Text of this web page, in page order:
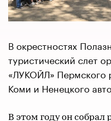
В окрестностях
туристический слет
«ЛУКОЙЛ» Пермского
Коми и Ненецкого
В этом году он собрал